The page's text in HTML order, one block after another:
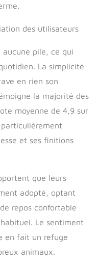
des utilisateurs
aucune pile, ce qui
La simplicité
en rien son
la majorité des
moyenne de 4,9 sur
et ses finitions
que leurs
adopté, optant
repos confortable
Le sentiment
en fait un refuge
animaux.